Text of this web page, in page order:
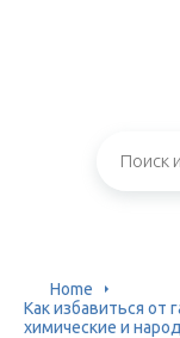
Home
Как избавиться от
химические и